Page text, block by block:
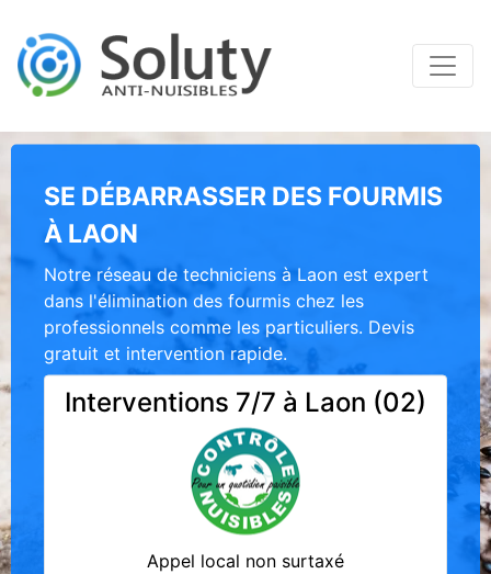
SE DÉBARRASSER DES FOURMIS
À LAON
Notre réseau de techniciens à Laon est expert
dans l'élimination des fourmis chez les
professionnels comme les particuliers. Devis
gratuit et intervention rapide.
Interventions 7/7 à Laon (02)
Appel local non surtaxé